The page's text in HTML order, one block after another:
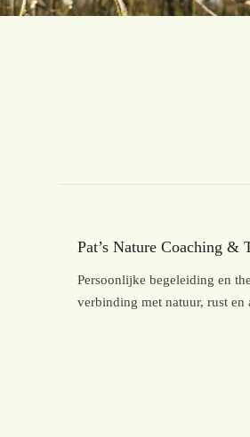
Pat’s Nature Coaching &
Persoonlijke begeleiding en
verbinding met natuur, rust en